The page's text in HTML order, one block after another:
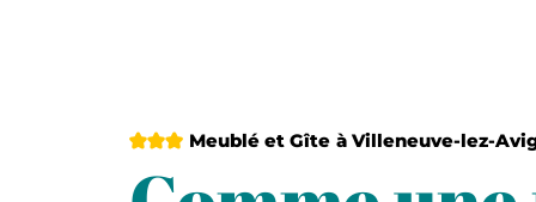
3 étoilesMeublé et Gîte à Villeneuve-lez-